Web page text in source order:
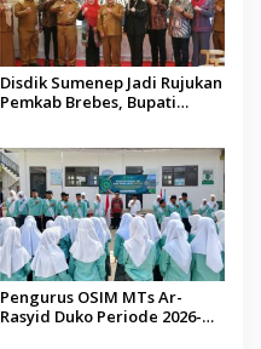
Disdik Sumenep Jadi Rujukan
Pemkab Brebes, Bupati
Pengurus OSIM MTs Ar-
Rasyid Duko Periode 2026-